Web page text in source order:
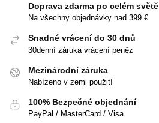
Doprava zdarma po celém světě
Na všechny objednávky nad 399 €
Snadné vrácení do 30 dnů
30denní záruka vrácení peněz
Mezinárodní záruka
Nabízeno v zemi použití
100% Bezpečné objednání
PayPal / MasterCard / Visa